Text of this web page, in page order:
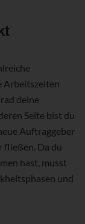
Arbeitszeiten
deine
Seite bist du
Auftraggeber
fließen. Da du
hast, musst
und